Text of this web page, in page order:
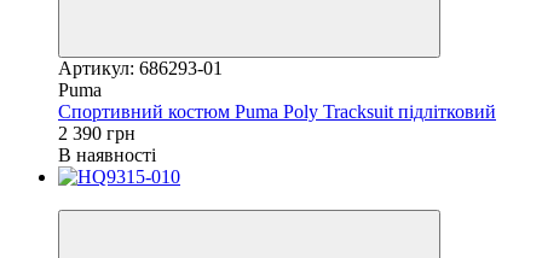
Артикул: 686293-01
Puma
Спортивний костюм Puma Poly Tracksuit підлітковий
2 390 грн
В наявності